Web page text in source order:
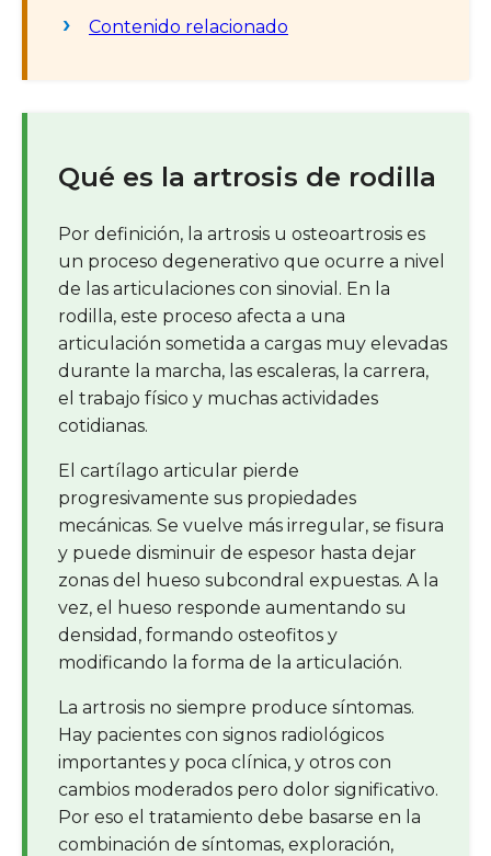
Contenido relacionado
Qué es la artrosis de rodilla
Por definición, la artrosis u osteoartrosis es
un proceso degenerativo que ocurre a nivel
de las articulaciones con sinovial. En la
rodilla, este proceso afecta a una
articulación sometida a cargas muy elevadas
durante la marcha, las escaleras, la carrera,
el trabajo físico y muchas actividades
cotidianas.
El cartílago articular pierde
progresivamente sus propiedades
mecánicas. Se vuelve más irregular, se fisura
y puede disminuir de espesor hasta dejar
zonas del hueso subcondral expuestas. A la
vez, el hueso responde aumentando su
densidad, formando osteofitos y
modificando la forma de la articulación.
La artrosis no siempre produce síntomas.
Hay pacientes con signos radiológicos
importantes y poca clínica, y otros con
cambios moderados pero dolor significativo.
Por eso el tratamiento debe basarse en la
combinación de síntomas, exploración,